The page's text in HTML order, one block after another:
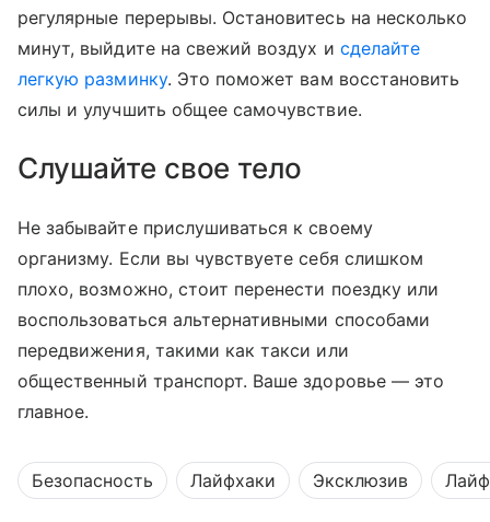
регулярные перерывы. Остановитесь на несколько
минут, выйдите на свежий воздух и сделайте
легкую разминку. Это поможет вам восстановить
силы и улучшить общее самочувствие.
Слушайте свое тело
Не забывайте прислушиваться к своему
организму. Если вы чувствуете себя слишком
плохо, возможно, стоит перенести поездку или
воспользоваться альтернативными способами
передвижения, такими как такси или
общественный транспорт. Ваше здоровье — это
главное.
Безопасность Лайфхаки Эксклюзив